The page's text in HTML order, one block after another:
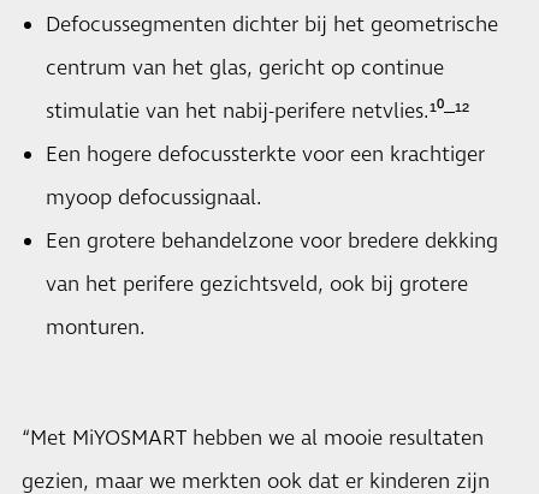
Defocussegmenten dichter bij het geometrische
centrum van het glas, gericht op continue
stimulatie van het nabij-perifere netvlies.¹⁰–¹²
Een hogere defocussterkte voor een krachtiger
myoop defocussignaal.
Een grotere behandelzone voor bredere dekking
van het perifere gezichtsveld, ook bij grotere
monturen.
“Met MiYOSMART hebben we al mooie resultaten
gezien, maar we merkten ook dat er kinderen zijn